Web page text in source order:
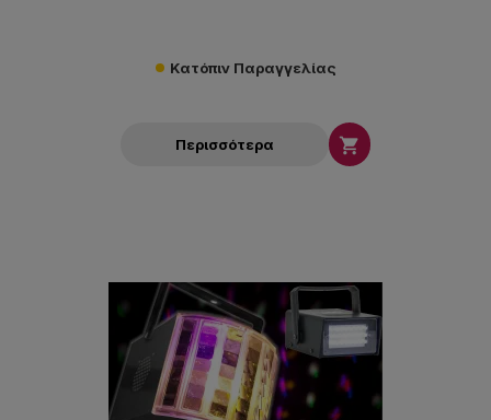
Κατόπιν Παραγγελίας
Περισσότερα 